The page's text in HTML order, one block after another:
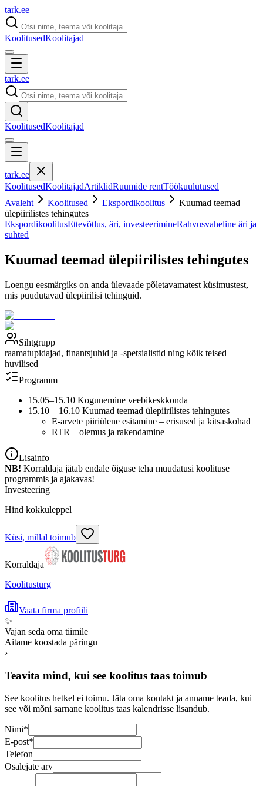
tark.ee
KoolitusedKoolitajad
tark.ee
KoolitusedKoolitajad
tark.ee
KoolitusedKoolitajadArtiklidRuumide rentTöökuulutused
Avaleht
Koolitused Ekspordikoolitus
Kuumad teemad
ülepiirilistes tehingutes
EkspordikoolitusEttevõtlus, äri, investeerimineRahvusvaheline äri ja
suhted
Kuumad teemad ülepiirilistes tehingutes
Loengu eesmärgiks on anda ülevaade põletavamatest küsimustest,
mis puudutavad ülepiirilisi tehinguid.
Sihtgrupp
raamatupidajad, finantsjuhid ja -spetsialistid ning kõik teised
huvilised
Programm
15.05–15.10 Kogunemine veebikeskkonda
15.10 – 16.10 Kuumad teemad ülepiirilistes tehingutes
E-arvete piiriülene esitamine – erisused ja kitsaskohad
RTR – olemus ja rakendamine
Lisainfo
NB! Korraldaja jätab endale õiguse teha muudatusi koolituse
programmis ja ajakavas!
Investeering
Hind kokkuleppel
Küsi, millal toimub
Korraldaja
Koolitusturg
Vaata firma profiili
✨
Vajan seda oma tiimile
Aitame koostada päringu
›
Teavita mind, kui see koolitus taas toimub
See koolitus hetkel ei toimu. Jäta oma kontakt ja anname teada, kui
see või mõni sarnane koolitus taas kalendrisse lisandub.
Nimi*
E-post*
Telefon
Osalejate arv